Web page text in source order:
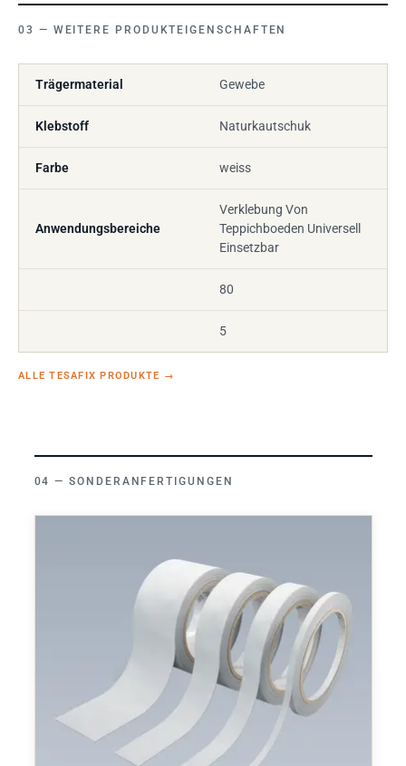
WEITERE PRODUKTEIGENSCHAFTEN
Trägermaterial Gewebe
Klebstoff Naturkautschuk
Farbe weiss
Anwendungsbereiche
Verklebung Von
Teppichboeden Universell
Einsetzbar
80
5
ALLE TESAFIX PRODUKTE →
SONDERANFERTIGUNGEN